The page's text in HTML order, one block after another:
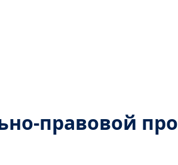
правовой